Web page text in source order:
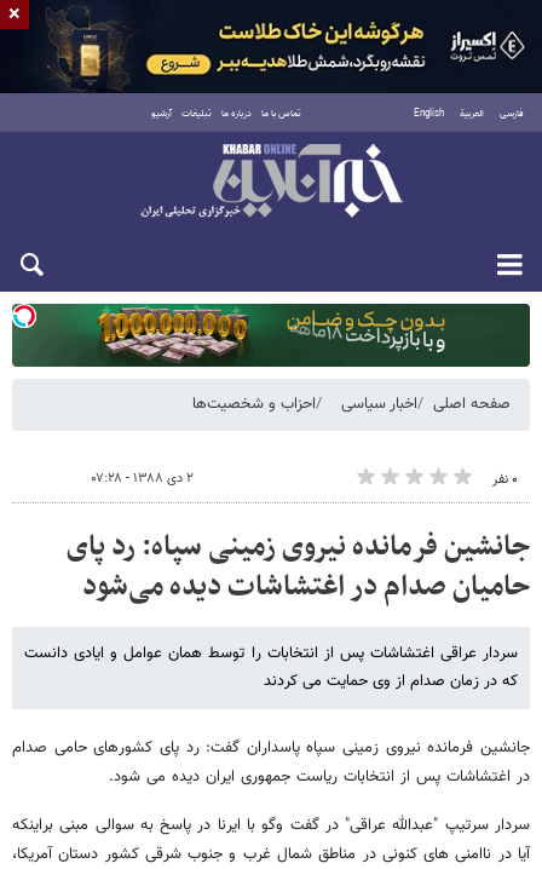
فارسی العربية English تماس با ما درباره ما تبلیغات آرشیو
دوشنبه ۱۹ مرداد ۱۴۰۵
صفحه اصلی اخبار سیاسی احزاب و شخصیت‌ها
۰ نفر ۲ دی ۱۳۸۸ - ۰۷:۲۸
جانشین فرمانده نیروی زمینی سپاه: رد پای
حامیان صدام در اغتشاشات دیده می‌شود
سردار عراقی اغتشاشات پس از انتخابات را توسط همان عوامل و ایادی دانست
که در زمان صدام از وی حمایت می کردند
جانشین فرمانده نیروی زمینی سپاه پاسداران گفت: رد پای کشورهای حامی صدام
در اغتشاشات پس از انتخابات ریاست جمهوری ایران دیده می شود.
سردار سرتیپ "عبدالله عراقی" در گفت وگو با ایرنا در پاسخ به سوالی مبنی براینکه
آیا در ناامنی های کنونی در مناطق شمال غرب و جنوب شرقی کشور دستان آمریکا،
×